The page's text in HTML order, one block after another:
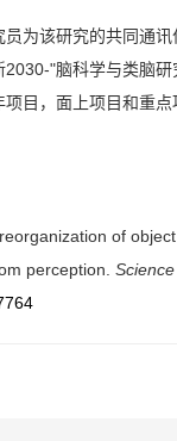
为该研究的共同通
"脑科学与类脑
目，面上项目和重
of
perception.